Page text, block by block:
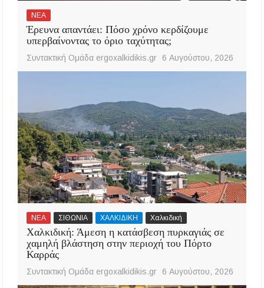
ΝΕΑ
Έρευνα απαντάει: Πόσο χρόνο κερδίζουμε
υπερβαίνοντας το όριο ταχύτητας;
Συντακτική Ομάδα ergoxalkidikis.gr 6 Αυγούστου, 2026
ΝΕΑ ΣΙΘΩΝΙΑ ΧΑΛΚΙΔΙΚΗ Χαλκιδική
Χαλκιδική: Άμεση η κατάσβεση πυρκαγιάς σε
χαμηλή βλάστηση στην περιοχή του Πόρτο
Καρράς
Συντακτική Ομάδα ergoxalkidikis.gr 6 Αυγούστου, 2026